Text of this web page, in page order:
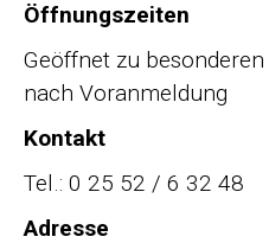
Öffnungszeiten
Geöffnet zu
nach Voranmeldung
Kontakt
Tel.: 0 25 52 / 6 32 48
Adresse